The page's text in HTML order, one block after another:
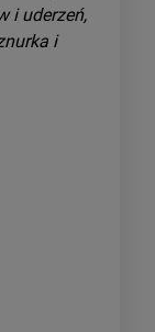
i uderzeń,
i